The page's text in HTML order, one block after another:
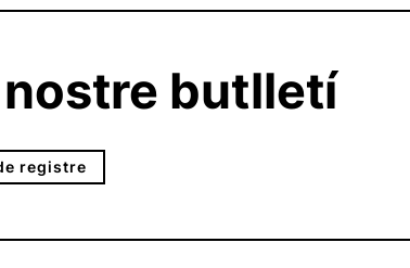
butlletí
registre